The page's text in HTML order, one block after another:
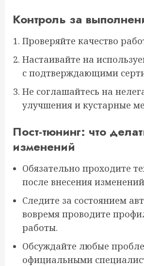
Контроль за
Проверяйте качество
Настаивайте на
с подтверждающими
Не соглашайтесь на
улучшения и кустарные
Пост-тюнинг: что
изменений
Обязательно проходите
после внесения
Следите за состоянием
вовремя проводите
работы.
Обсуждайте любые
официальными